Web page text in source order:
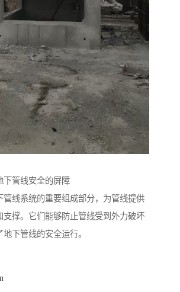
下管线安全的屏障
管线系统的重要组成部分，为管线提供
支撑。它们能够防止管线受到外力破坏
下管线的安全运行。